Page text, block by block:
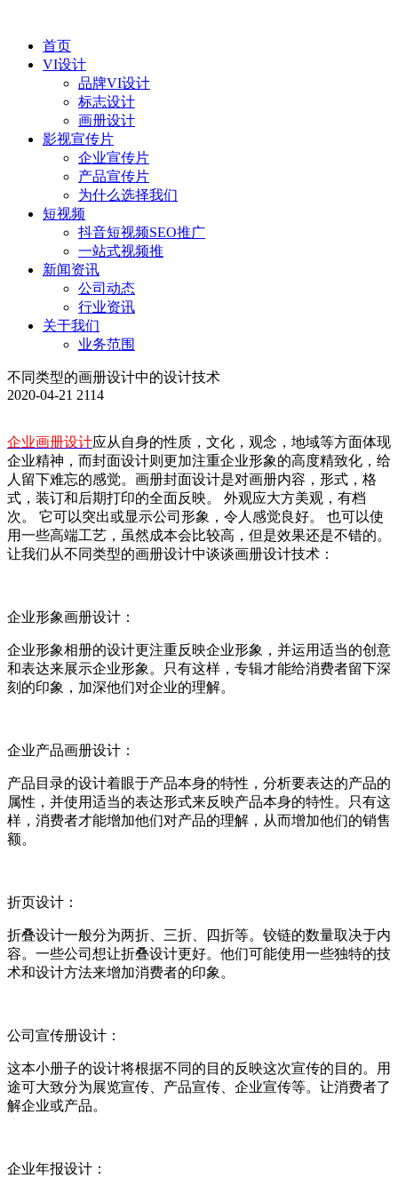
首页
VI设计
品牌VI设计
标志设计
画册设计
影视宣传片
企业宣传片
产品宣传片
为什么选择我们
短视频
抖音短视频SEO推广
一站式视频推
新闻资讯
公司动态
行业资讯
关于我们
业务范围
不同类型的画册设计中的设计技术
2020-04-21 2114
企业画册设计应从自身的性质，文化，观念，地域等方面体现
企业精神，而封面设计则更加注重企业形象的高度精致化，给
人留下难忘的感觉。画册封面设计是对画册内容，形式，格
式，装订和后期打印的全面反映。 外观应大方美观，有档
次。 它可以突出或显示公司形象，令人感觉良好。 也可以使
用一些高端工艺，虽然成本会比较高，但是效果还是不错的。
让我们从不同类型的画册设计中谈谈画册设计技术：
企业形象画册设计：
企业形象相册的设计更注重反映企业形象，并运用适当的创意
和表达来展示企业形象。只有这样，专辑才能给消费者留下深
刻的印象，加深他们对企业的理解。
企业产品画册设计：
产品目录的设计着眼于产品本身的特性，分析要表达的产品的
属性，并使用适当的表达形式来反映产品本身的特性。只有这
样，消费者才能增加他们对产品的理解，从而增加他们的销售
额。
折页设计：
折叠设计一般分为两折、三折、四折等。铰链的数量取决于内
容。一些公司想让折叠设计更好。他们可能使用一些独特的技
术和设计方法来增加消费者的印象。
公司宣传册设计：
这本小册子的设计将根据不同的目的反映这次宣传的目的。用
途可大致分为展览宣传、产品宣传、企业宣传等。让消费者了
解企业或产品。
企业年报设计：